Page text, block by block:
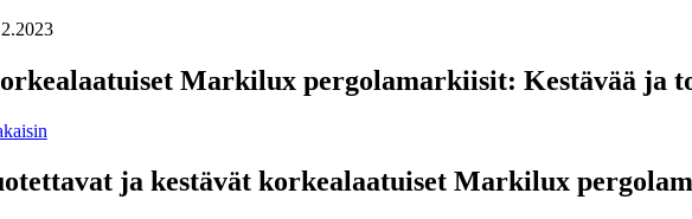
Markilux pergolamarkiisit: Kestävää ja
ja kestävät korkealaatuiset Markilux